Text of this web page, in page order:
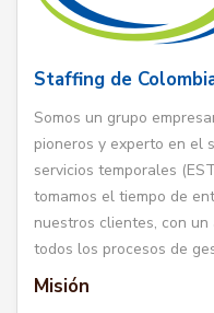
Staffing de
Somos un grupo
pioneros y experto en el
servicios temporales
tomamos el tiempo de
nuestros clientes, con
todos los procesos de
Misión